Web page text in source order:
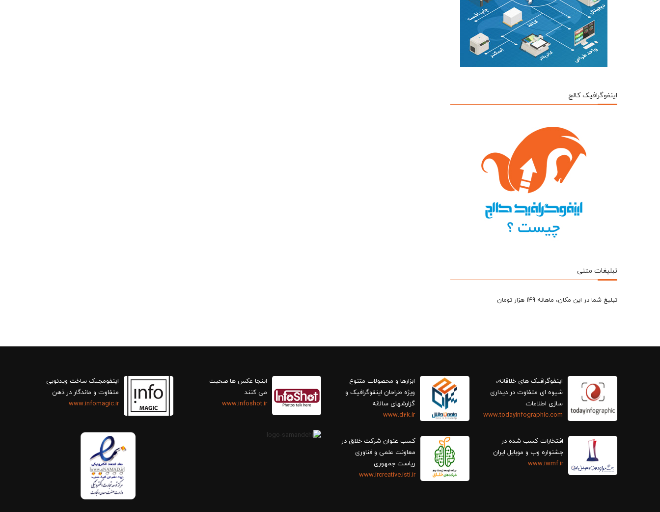
اینفوگرافیک کالج
تبلیغات متنی
تبلیغ شما در این مکان، ماهانه 149 هزار تومان
اینفوگرافیک های خلاقانه،
سازی اطلاعات
www.todayinfographic.com
افتخارات کسب شده در
جشنواره وب و موبایل ایران
www.iwmf.ir
ابزارها و محصولات متنوع
ویژه طراحان اینفوگرافیک و
گزارش‎های سالانه
www.d2k.ir
کسب عنوان شرکت خلاق در
معاونت علمی و فناوری
ریاست جمهوری
www.ircreative.isti.ir
اینجا عکس ها صحبت
می کنند
www.infoshot.ir
اینفومجیک ساخت ویدئویی
متفاوت و ماندگار در ذهن
www.infomagic.ir